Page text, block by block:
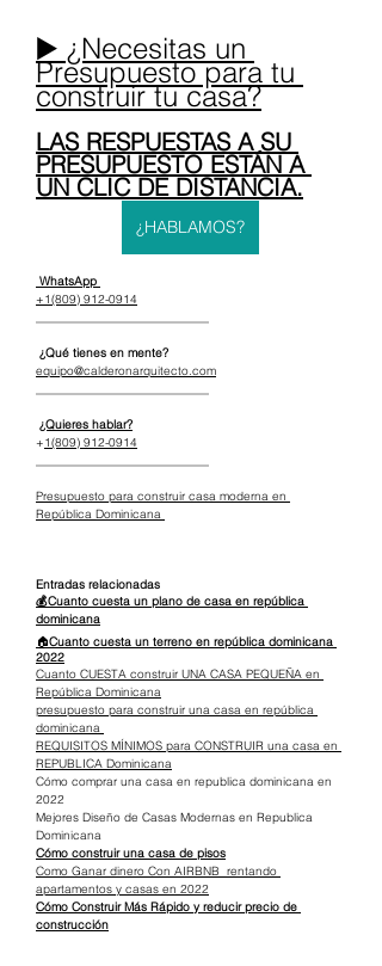
▶️ ¿Necesitas un
Presupuesto para tu
construir tu casa?
LAS RESPUESTAS A SU
PRESUPUESTO ESTÁN A
UN CLIC DE DISTANCIA.
¿HABLAMOS?
WhatsApp
+1(809) 912-0914
¿Qué tienes en mente?
equipo@calderonarquitecto.com
¿Quieres hablar?
+1(809) 912-0914
Presupuesto para construir casa moderna en
República Dominicana
Entradas relacionadas
💰Cuanto cuesta un plano de casa en república
dominicana
🏠Cuanto cuesta un terreno en república dominicana
2022
Cuanto CUESTA construir UNA CASA PEQUEÑA en
República Dominicana
presupuesto para construir una casa en república
dominicana
REQUISITOS MÍNIMOS para CONSTRUIR una casa en
REPUBLICA Dominicana
Cómo comprar una casa en republica dominicana en
2022
Mejores Diseño de Casas Modernas en Republica
Dominicana
Cómo construir una casa de pisos
Como Ganar dinero Con AIRBNB  rentando
apartamentos y casas en 2022
Cómo Construir Más Rápido y reducir precio de
construcción